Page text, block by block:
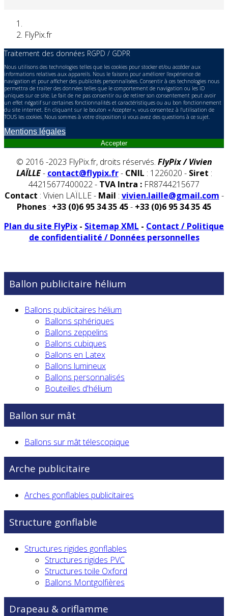
FlyPix.fr
Traitement des données RGPD / GDPR
Nous utilisons des technologies telles que les cookies pour stocker et/ou accéder aux
informations relatives aux appareils. Nous le faisons pour améliorer l’expérience de
navigation et pour afficher des publicités personnalisées. Consentir à ces technologies nous
permettra de traiter des données telles que le comportement de navigation ou les ID
uniques sur ce site. Le fait de ne pas consentir ou de retirer son consentement peut avoir
un effet négatif sur certaines fonctionnalités et caractéristiques ou au bon fonctionnement
du site internet. En cliquant sur le bouton « Accepter », vous consentez à l'utilisation de
TOUS les cookies. Nous sommes à votre disposition si vous avez des questions à ce sujet.
Mentions légales
Accepter
© 2016 -2023 FlyPix.fr, droits réservés. FlyPix / Vivien
LAÏLLE - contact@flypix.fr- CNIL : 1226020 - Siret :
44215677400022 - TVA Intra : FR8744215677
Contact : Vivien LAÏLLE - Mail : vivien.laille@gmail.com -
Phones : +33 (0)6 95 34 35 45- +33 (0)6 95 34 35 45
Plan du site FlyPix - Sitemap XML - Contact / Politique
de confidentialité / Données personnelles
Ballon publicitaire hélium
Ballons publicitaires hélium
Ballons sphériques
Ballons zeppelins
Ballons cubiques
Ballons en Latex
Ballons lumineux
Ballons personnalisés
Bouteilles d'hélium
Ballon sur mât
Ballons sur mât télescopique
Arche publicitaire
Arches gonflables publicitaires
Structure gonflable
Structures rigides gonflables
Structures rigides PVC
Structures toile Oxford
Ballons Montgolfières
Drapeau & oriflamme